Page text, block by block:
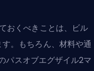
おくべきことは、ビル
。もちろん、材料や通
パスオブエグザイル2マ